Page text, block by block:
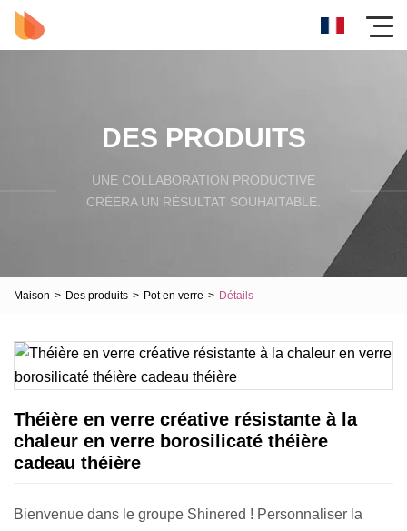
DES PRODUITS
UNE COLLABORATION PRODUCTIVE
CRÉERA UN RÉSULTAT SOUHAITABLE.
Maison > Des produits > Pot en verre > Détails
Théière en verre créative résistante à la
chaleur en verre borosilicaté théière
cadeau théière
Bienvenue dans le groupe Shinered ! Personnaliser la